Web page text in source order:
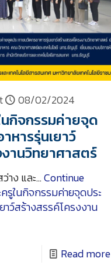
08/02/2024
กิจกรรมค่ายจุด
หารรุ่นเยาว์
านวิทยาศาสตร์
าง และ…Continue
ในกิจกรรมค่ายจุดประ
าว์สร้างสรรค์โครงงาน
Read more